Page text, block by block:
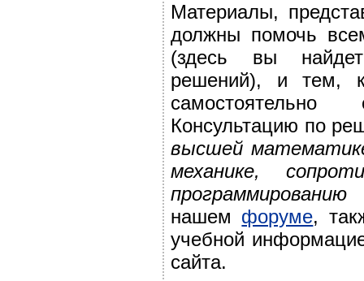
Материалы,
должны помочь
(здесь вы
решений), и тем,
Консультацию по
высшей
механике,
нашем форуме,
учебной
сайта.